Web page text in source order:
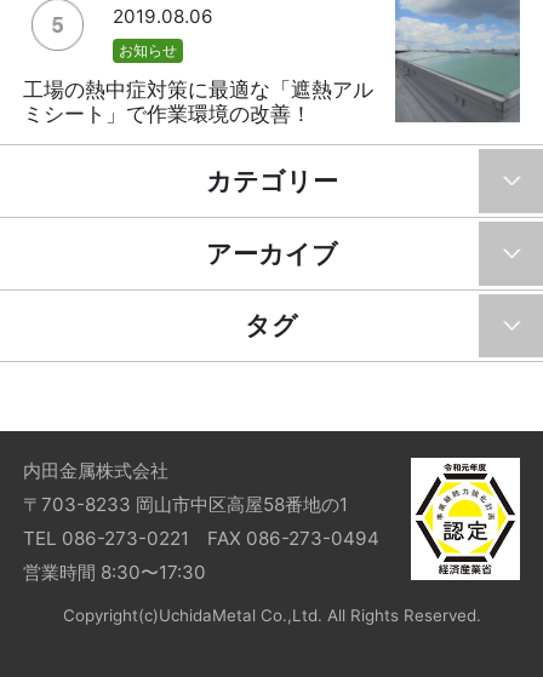
2019.08.06
お知らせ
工場の熱中症対策に最適な「遮熱アル
ミシート」で作業環境の改善！
カテゴリー
アーカイブ
タグ
内田金属株式会社
〒703-8233 岡山市中区高屋58番地の1
TEL 086-273-0221 FAX 086-273-0494
営業時間 8:30〜17:30
Copyright(c)UchidaMetal Co.,Ltd. All Rights Reserved.